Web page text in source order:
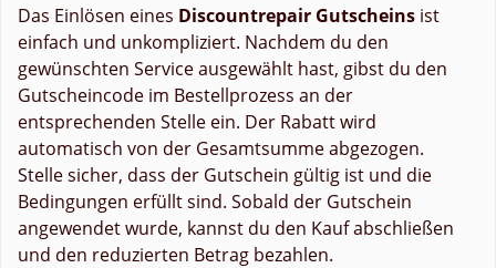
Das Einlösen eines Discountrepair Gutscheins ist
einfach und unkompliziert. Nachdem du den
gewünschten Service ausgewählt hast, gibst du den
Gutscheincode im Bestellprozess an der
entsprechenden Stelle ein. Der Rabatt wird
automatisch von der Gesamtsumme abgezogen.
Stelle sicher, dass der Gutschein gültig ist und die
Bedingungen erfüllt sind. Sobald der Gutschein
angewendet wurde, kannst du den Kauf abschließen
und den reduzierten Betrag bezahlen.